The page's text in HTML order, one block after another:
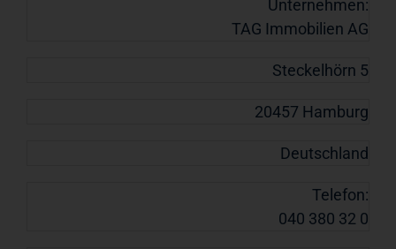
Unternehmen:
TAG Immobilien AG
Steckelhörn 5
20457 Hamburg
Deutschland
Telefon:
040 380 32 0